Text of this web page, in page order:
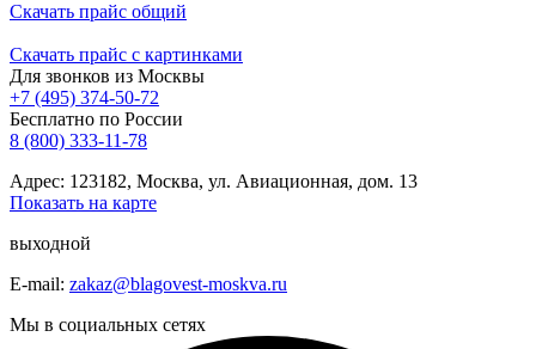
Скачать прайс общий
Скачать прайс с картинками
Для звонков из Москвы
+7 (495) 374-50-72
Бесплатно по России
8 (800) 333-11-78
Адрес: 123182, Москва, ул. Авиационная, дом. 13
Показать на карте
выходной
E-mail: zakaz@blagovest-moskva.ru
Мы в социальных сетях